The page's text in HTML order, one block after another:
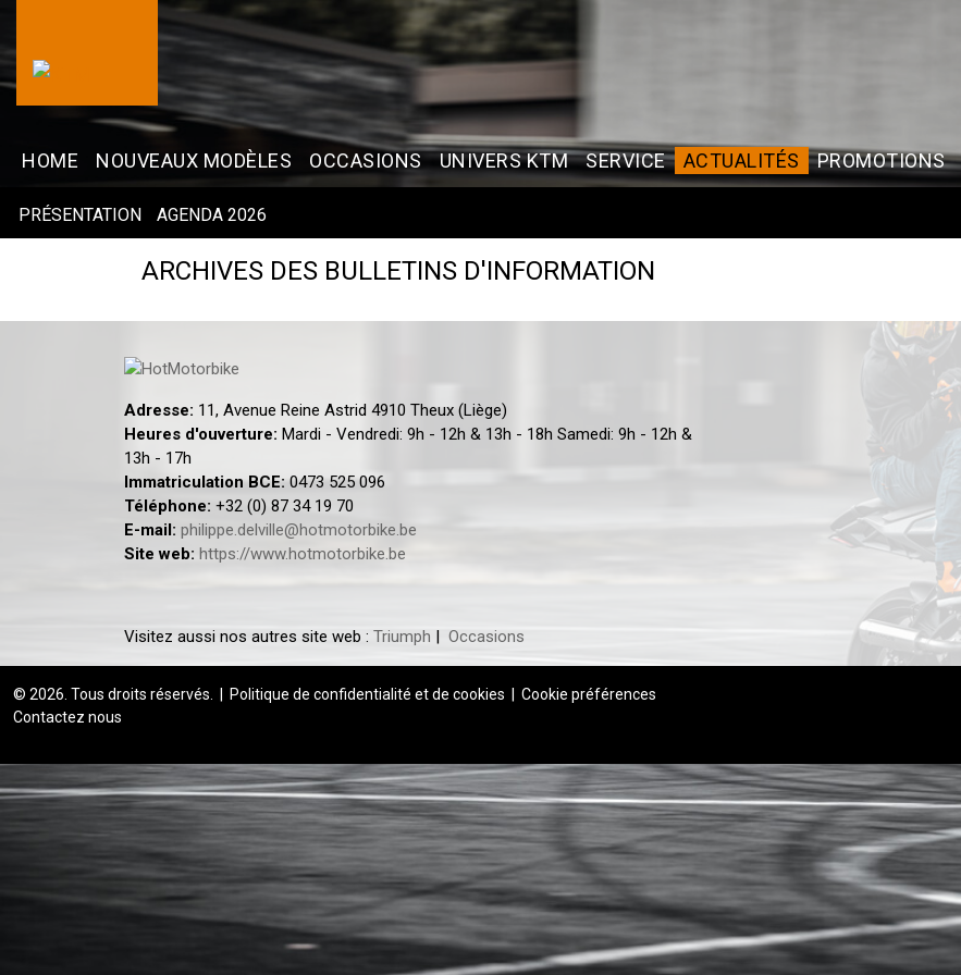
HOME NOUVEAUX MODÈLES OCCASIONS UNIVERS KTM SERVICE ACTUALITÉS PROMOTIONS
PRÉSENTATION AGENDA 2026
ARCHIVES DES BULLETINS D'INFORMATION
Adresse: 11, Avenue Reine Astrid 4910 Theux (Liège)
Heures d'ouverture: Mardi - Vendredi: 9h - 12h & 13h - 18h Samedi: 9h - 12h &
13h - 17h
Immatriculation BCE:0473 525 096
Téléphone: +32 (0) 87 34 19 70
E-mail: philippe.delville@hotmotorbike.be
Site web: https://www.hotmotorbike.be
Visitez aussi nos autres site web : Triumph | Occasions
© 2026. Tous droits réservés. Politique de confidentialité et de cookies
Cookie préférences
Contactez nous